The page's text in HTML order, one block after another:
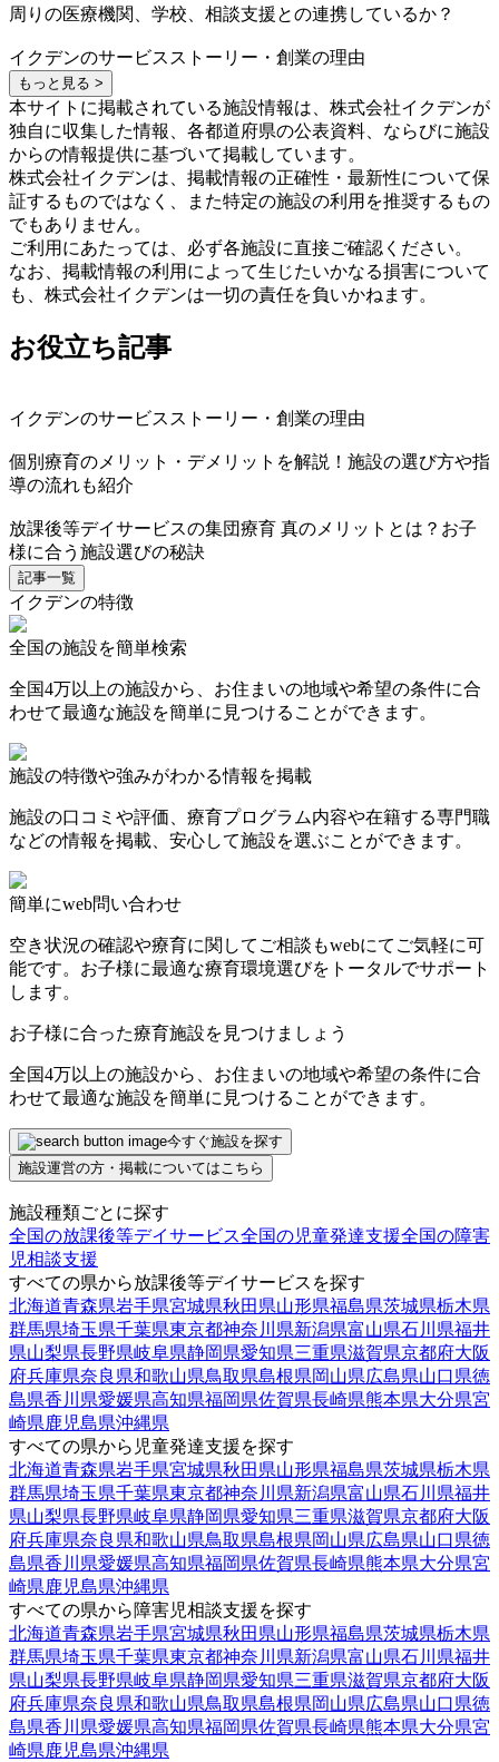
周りの医療機関、学校、相談支援との連携しているか？
イクデンのサービスストーリー・創業の理由
もっと見る >
本サイトに掲載されている施設情報は、株式会社イクデンが
独自に収集した情報、各都道府県の公表資料、ならびに施設
からの情報提供に基づいて掲載しています。
株式会社イクデンは、掲載情報の正確性・最新性について保
証するものではなく、また特定の施設の利用を推奨するもの
でもありません。
ご利用にあたっては、必ず各施設に直接ご確認ください。
なお、掲載情報の利用によって生じたいかなる損害について
も、株式会社イクデンは一切の責任を負いかねます。
お役立ち記事
イクデンのサービスストーリー・創業の理由
個別療育のメリット・デメリットを解説！施設の選び方や指
導の流れも紹介
放課後等デイサービスの集団療育 真のメリットとは？お子
様に合う施設選びの秘訣
記事一覧
イクデンの特徴
全国の施設を簡単検索
全国4万以上の施設から、お住まいの地域や希望の条件に合
わせて最適な施設を簡単に見つけることができます。
施設の特徴や強みがわかる情報を掲載
施設の口コミや評価、療育プログラム内容や在籍する専門職
などの情報を掲載、安心して施設を選ぶことができます。
簡単にweb問い合わせ
空き状況の確認や療育に関してご相談もwebにてご気軽に可
能です。お子様に最適な療育環境選びをトータルでサポート
します。
お子様に合った療育施設を見つけましょう
全国4万以上の施設から、お住まいの地域や希望の条件に合
わせて最適な施設を簡単に見つけることができます。
今すぐ施設を探す
施設運営の方・掲載についてはこちら
施設種類ごとに探す
全国の放課後等デイサービス全国の児童発達支援全国の障害
児相談支援
すべての県から放課後等デイサービスを探す
北海道青森県岩手県宮城県秋田県山形県福島県茨城県栃木県
群馬県埼玉県千葉県東京都神奈川県新潟県富山県石川県福井
県山梨県長野県岐阜県静岡県愛知県三重県滋賀県京都府大阪
府兵庫県奈良県和歌山県鳥取県島根県岡山県広島県山口県徳
島県香川県愛媛県高知県福岡県佐賀県長崎県熊本県大分県宮
崎県鹿児島県沖縄県
すべての県から児童発達支援を探す
北海道青森県岩手県宮城県秋田県山形県福島県茨城県栃木県
群馬県埼玉県千葉県東京都神奈川県新潟県富山県石川県福井
県山梨県長野県岐阜県静岡県愛知県三重県滋賀県京都府大阪
府兵庫県奈良県和歌山県鳥取県島根県岡山県広島県山口県徳
島県香川県愛媛県高知県福岡県佐賀県長崎県熊本県大分県宮
崎県鹿児島県沖縄県
すべての県から障害児相談支援を探す
北海道青森県岩手県宮城県秋田県山形県福島県茨城県栃木県
群馬県埼玉県千葉県東京都神奈川県新潟県富山県石川県福井
県山梨県長野県岐阜県静岡県愛知県三重県滋賀県京都府大阪
府兵庫県奈良県和歌山県鳥取県島根県岡山県広島県山口県徳
島県香川県愛媛県高知県福岡県佐賀県長崎県熊本県大分県宮
崎県鹿児島県沖縄県